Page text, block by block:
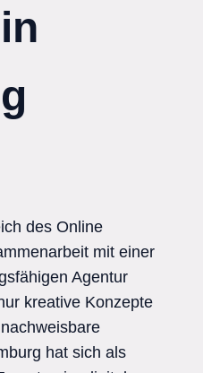
des Online
mit einer
Agentur
kreative Konzepte
hat sich als